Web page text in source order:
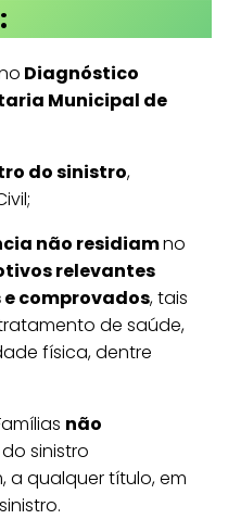
Diagnóstico
Municipal de
do sinistro,
não residiamno
relevantes
comprovados, tais
de saúde,
física, dentre
não
sinistro
a qualquer título, em